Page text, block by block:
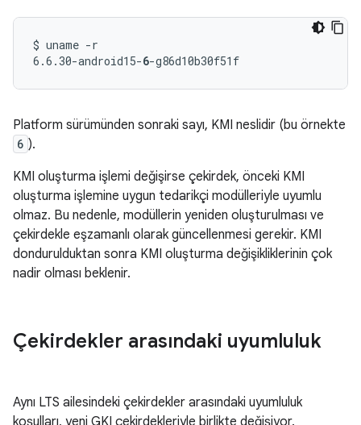
$ uname -r
6.6.30-android15-6
Platform sürümünden sonraki sayı, KMI neslidir (bu örnekte
6 ).
KMI oluşturma işlemi değişirse çekirdek, önceki KMI
oluşturma işlemine uygun tedarikçi modülleriyle uyumlu
olmaz. Bu nedenle, modüllerin yeniden oluşturulması ve
çekirdekle eşzamanlı olarak güncellenmesi gerekir. KMI
dondurulduktan sonra KMI oluşturma değişikliklerinin çok
nadir olması beklenir.
Çekirdekler arasındaki uyumluluk
Aynı LTS ailesindeki çekirdekler arasındaki uyumluluk
koşulları, yeni GKI çekirdekleriyle birlikte değişiyor.